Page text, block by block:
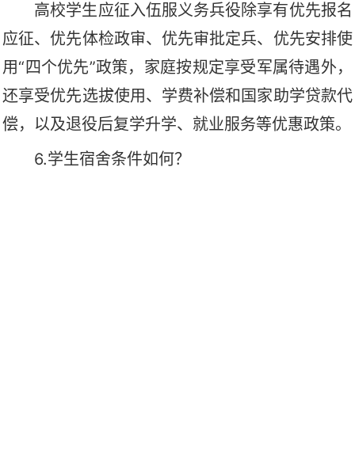
高校学生应征入伍服义务兵役除享有优先报名
应征、优先体检政审、优先审批定兵、优先安排使
用“四个优先”政策，家庭按规定享受军属待遇外，
还享受优先选拔使用、学费补偿和国家助学贷款代
偿，以及退役后复学升学、就业服务等优惠政策。
6.学生宿舍条件如何？